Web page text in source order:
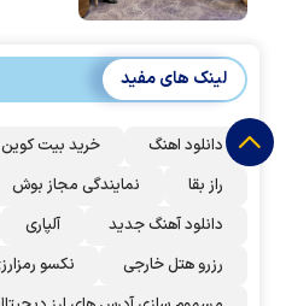
لینک های مفید
دانلود اهنگ خرید بیت کوین
راز بقا
نمایندگی مجاز بوش
دانلود آهنگ جدید
آلپاری
رزرو هتل خارجی
نکسو